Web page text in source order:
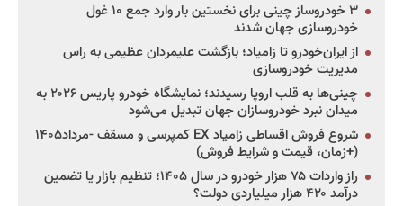
۳ خودروساز چینی برای نخستین بار وارد جمع ۱۰ غول
خودروسازی جهان شدند
از ایران‌خودرو تا زامیاد؛ بازگشت علیمردان عظیمی به راس
مدیریت خودروسازی
چینی‌ها به قلب اروپا رسیدند؛ نمایشگاه خودرو پاریس ۲۰۲۶ به
میدان نبرد خودروسازان جهان تبدیل می‌شود
شروع فروش اقساطی زامیاد EX کمپرسی و مسقف -مرداد۱۴۰۵
(+زمان، قیمت و شرایط فروش)
راز واردات ۷۵ هزار خودرو در سال ۱۴۰۵؛ تنظیم بازار یا تضمین
درآمد ۴۲۰ هزار میلیاردی دولت؟